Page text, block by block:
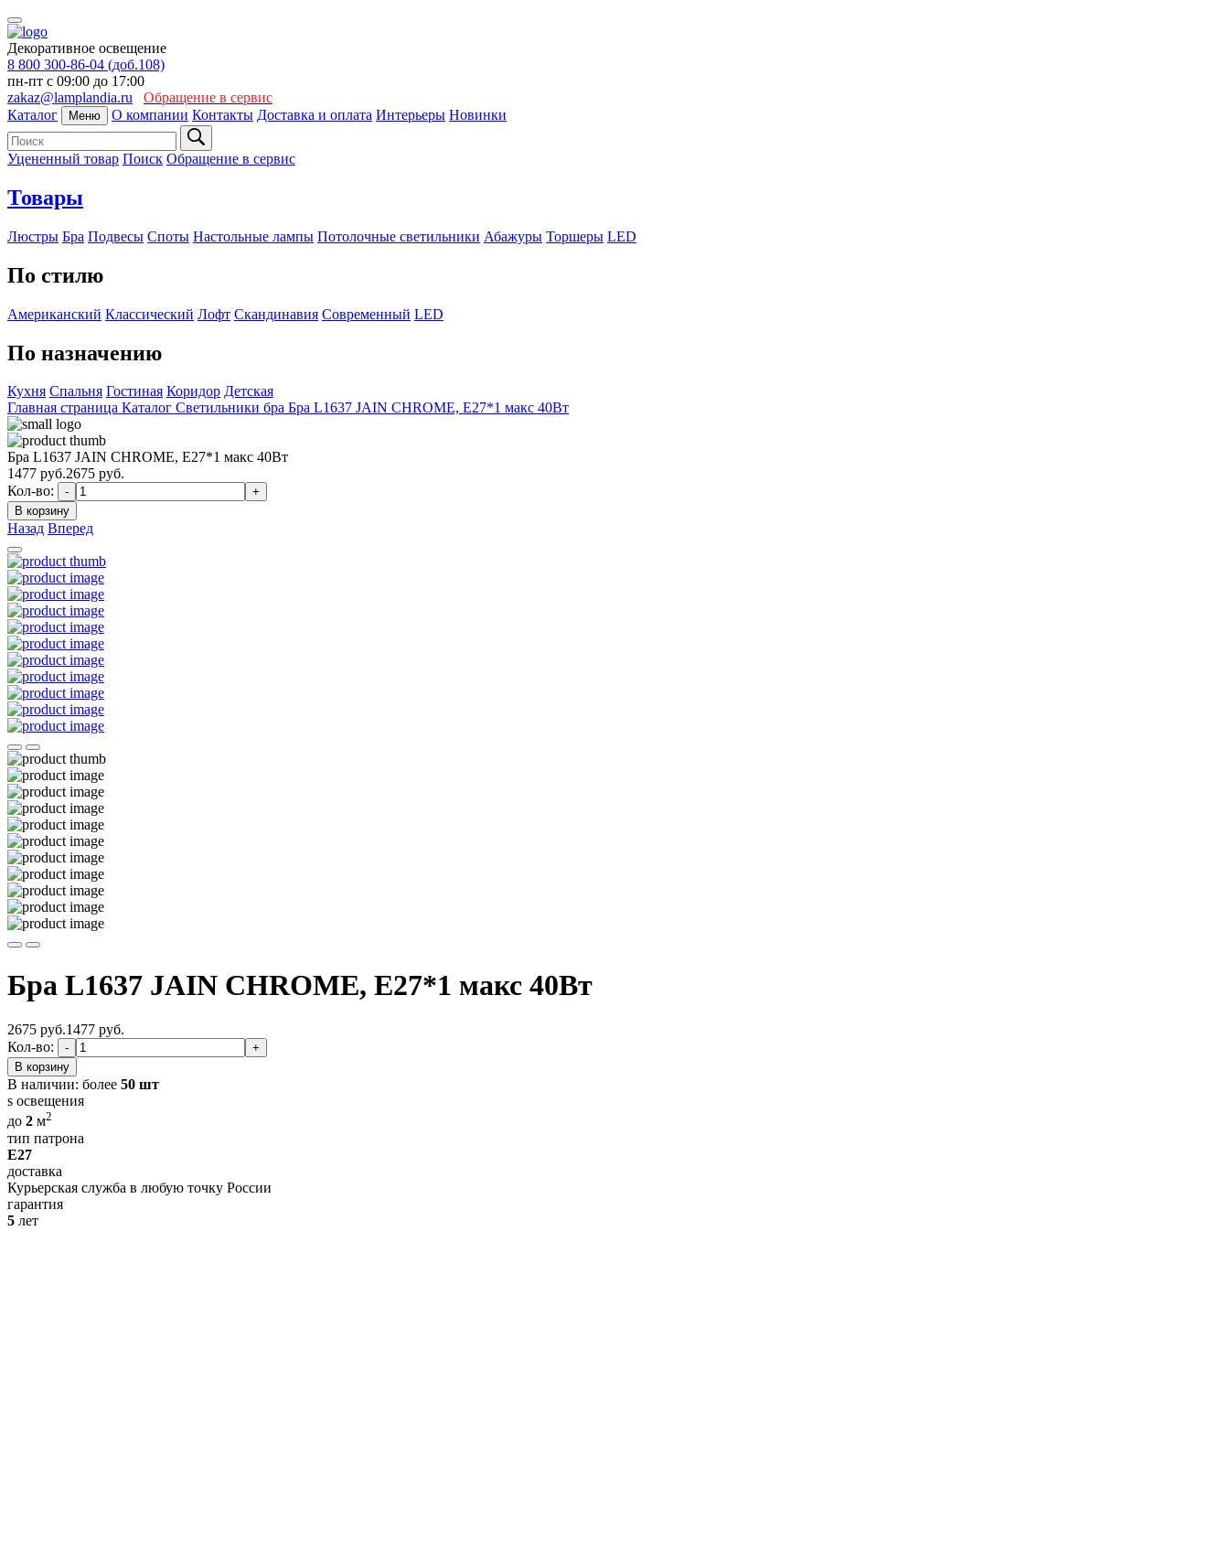
Декоративное освещение
8 800 300-86-04 (доб.108)
пн-пт с 09:00 до 17:00
zakaz@lamplandia.ru
Обращение в сервис
Каталог
Меню О компании Контакты Доставка и оплата Интерьеры Новинки
Уцененный товар Поиск Обращение в сервис
Товары
Люстры Бра Подвесы Споты Настольные лампы Потолочные светильники Абажуры Торшеры LED
По стилю
Американский Классический Лофт Скандинавия Современный LED
По назначению
Кухня Спальня Гостиная Коридор Детская
Главная страница Каталог Светильники бра Бра L1637 JAIN CHROME, E27*1 макс 40Вт
Бра L1637 JAIN CHROME, E27*1 макс 40Вт
1477 руб.2675 руб.
Кол-во:
-
+
В корзину
Назад Вперед
Бра L1637 JAIN CHROME, E27*1 макс 40Вт
2675 руб.1477 руб.
Кол-во:
-
+
В корзину
В наличии: более 50 шт
s освещения
до 2 м2
тип патрона
E27
доставка
Курьерская служба в любую точку России
гарантия
5 лет